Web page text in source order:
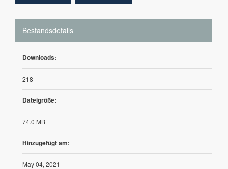
Bestandsdetails
Downloads:
218
Dateigröße:
74.0 MB
Hinzugefügt am:
May 04, 2021